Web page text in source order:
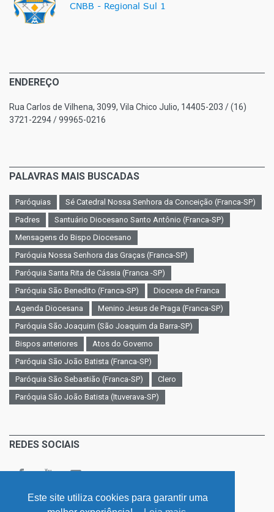
Este site utiliza cookies para garantir uma
ENDEREÇO
Rua Carlos de Vilhena, 3099, Vila Chico Julio, 14405-203 / (16)
3721-2294 / 99965-0216
PALAVRAS MAIS BUSCADAS
Paróquias
Sé Catedral Nossa Senhora da Conceição (Franca-SP)
Padres
Santuário Diocesano Santo Antônio (Franca-SP)
Mensagens do Bispo Diocesano
Paróquia Nossa Senhora das Graças (Franca-SP)
Paróquia Santa Rita de Cássia (Franca -SP)
Paróquia São Benedito (Franca-SP)
Diocese de Franca
Agenda Diocesana
Menino Jesus de Praga (Franca-SP)
Paróquia São Joaquim (São Joaquim da Barra-SP)
Bispos anteriores
Atos do Governo
Paróquia São João Batista (Franca-SP)
Paróquia São Sebastião (Franca-SP)
Clero
Paróquia São João Batista (Ituverava-SP)
REDES SOCIAIS